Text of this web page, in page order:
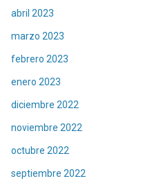
abril 2023
marzo 2023
febrero 2023
enero 2023
diciembre 2022
noviembre 2022
octubre 2022
septiembre 2022